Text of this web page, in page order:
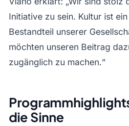
Initiative zu sein. Kultur ist
Bestandteil unserer
möchten unseren Beitrag
zugänglich zu machen.“
die Sinne